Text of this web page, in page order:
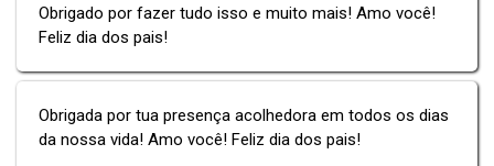
Obrigado por fazer tudo isso e muito mais! Amo você!
Feliz dia dos pais!
Obrigada por tua presença acolhedora em todos os dias
da nossa vida! Amo você! Feliz dia dos pais!